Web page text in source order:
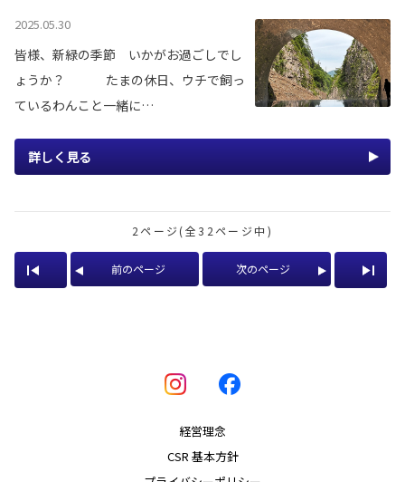
2025.05.30
皆様、新緑の季節 いかがお過ごしでし
ょうか？ たまの休日、ウチで飼っ
ているわんこと一緒に…
詳しく見る
2ページ(全32ページ中)
前のページ 次のページ
経営理念
CSR 基本方針